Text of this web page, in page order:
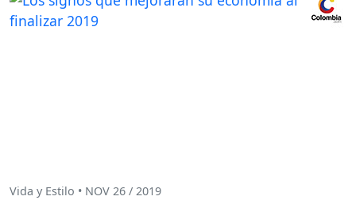
Vida y Estilo • NOV 26 / 2019